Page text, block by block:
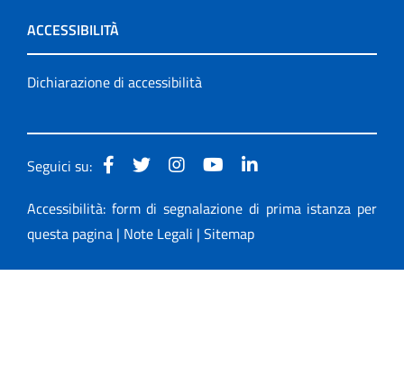
ACCESSIBILITÀ
Dichiarazione di accessibilità
Seguici su:
Accessibilità: form di segnalazione di prima istanza per
questa pagina | Note Legali | Sitemap